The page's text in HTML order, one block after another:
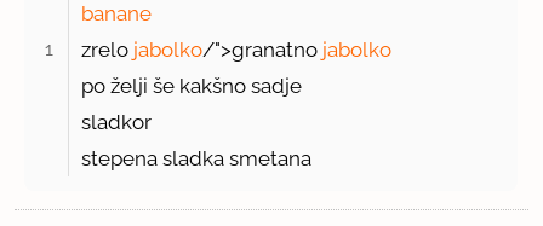
banane
1 zrelo jabolko/">granatno jabolko
po želji še kakšno sadje
sladkor
stepena sladka smetana